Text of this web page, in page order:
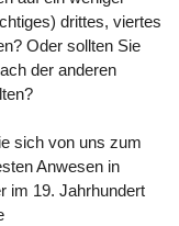
drittes, viertes
Oder sollten Sie
der anderen
sich von uns zum
Anwesen in
im 19. Jahrhundert